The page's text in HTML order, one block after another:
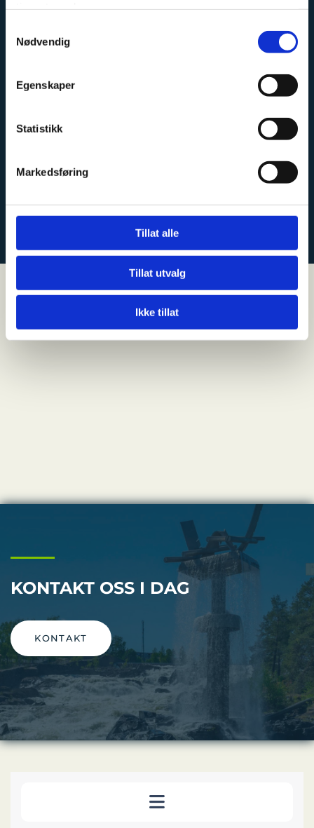
Nødvendig
Egenskaper
Statistikk
Markedsføring
Tillat alle
Tillat utvalg
Ikke tillat
ansatte, med stor faglig kunnskap innen sine
proffesjonelle sykkellag.
Vi fører sykler fra Cannondale, Haibike, GT og Eddy
Merckx. Ta kontakt for priser og tilgjengelighet, vi
NYHETER
KONTAKT OSS I DAG
KONTAKT